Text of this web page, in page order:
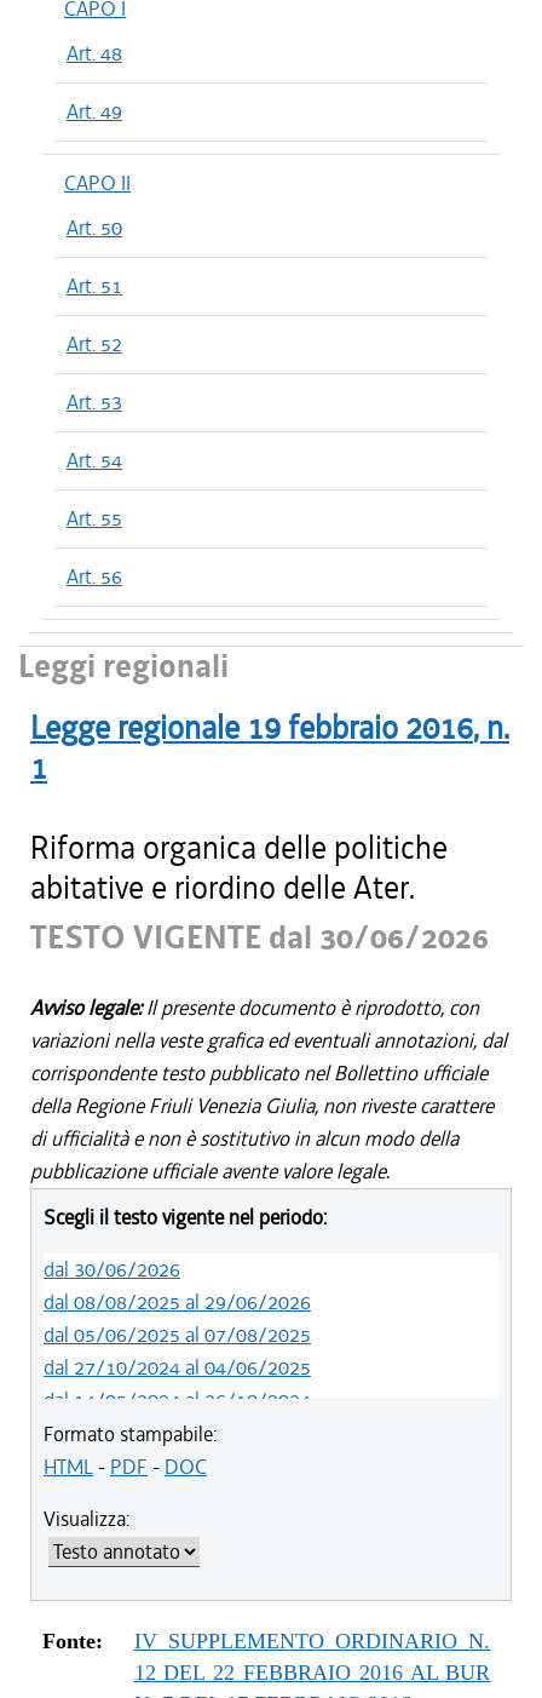
CAPO I
Art. 48
Art. 49
CAPO II
Art. 50
Art. 51
Art. 52
Art. 53
Art. 54
Art. 55
Art. 56
Leggi regionali
Legge regionale 19 febbraio 2016, n.
1
Riforma organica delle politiche
abitative e riordino delle Ater.
TESTO VIGENTE dal 30/06/2026
Avviso legale:Il presente documento è riprodotto, con
variazioni nella veste grafica ed eventuali annotazioni, dal
corrispondente testo pubblicato nel Bollettino ufficiale
della Regione Friuli Venezia Giulia, non riveste carattere
di ufficialità e non è sostitutivo in alcun modo della
pubblicazione ufficiale avente valore legale.
Scegli il testo vigente nel periodo:
dal 30/06/2026
dal 08/08/2025 al 29/06/2026
dal 05/06/2025 al 07/08/2025
dal 27/10/2024 al 04/06/2025
dal 14/05/2024 al 26/10/2024
dal 09/04/2024 al 13/05/2024
dal 15/02/2024 al 08/04/2024
dal 01/01/2021 al 31/12/2023
dal 10/08/2019 al 31/12/2020
dal 11/07/2019 al 09/08/2019
dal 01/05/2019 al 10/07/2019
dal 08/11/2018 al 30/04/2019
Formato stampabile:
HTML- PDF - DOC
Visualizza:
Fonte:
IV SUPPLEMENTO ORDINARIO N.
12 DEL 22 FEBBRAIO 2016 AL BUR